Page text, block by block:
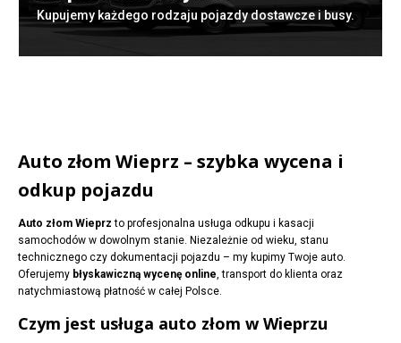
Kupujemy każdego rodzaju pojazdy dostawcze i busy.
Auto złom Wieprz – szybka wycena i
odkup pojazdu
Auto złom Wieprz to profesjonalna usługa odkupu i kasacji
samochodów w dowolnym stanie. Niezależnie od wieku, stanu
technicznego czy dokumentacji pojazdu – my kupimy Twoje auto.
Oferujemy błyskawiczną wycenę online, transport do klienta oraz
natychmiastową płatność w całej Polsce.
Czym jest usługa auto złom w Wieprzu